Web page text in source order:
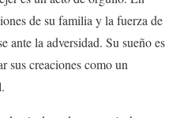
de su familia y la fuerza de
ante la adversidad. Su sueño es
sus creaciones como un